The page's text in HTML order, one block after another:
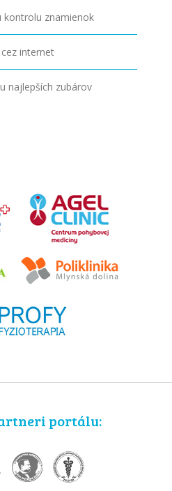
kontrolu znamienok
internet
najlepších zubárov
portálu: